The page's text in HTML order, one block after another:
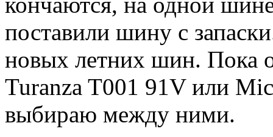
поставили шину с
новых летних шин. Пока
Turanza T001 91V или
выбираю между ними.